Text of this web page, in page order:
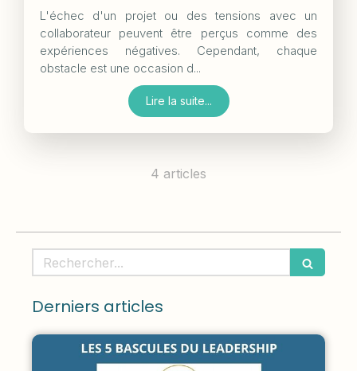
L'échec d'un projet ou des tensions avec un
collaborateur peuvent être perçus comme des
expériences négatives. Cependant, chaque
obstacle est une occasion d...
Lire la suite...
4 articles
Rechercher
Derniers articles